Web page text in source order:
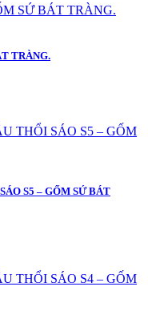
TRÀNG.
S5 – GỐM SỨ BÁT